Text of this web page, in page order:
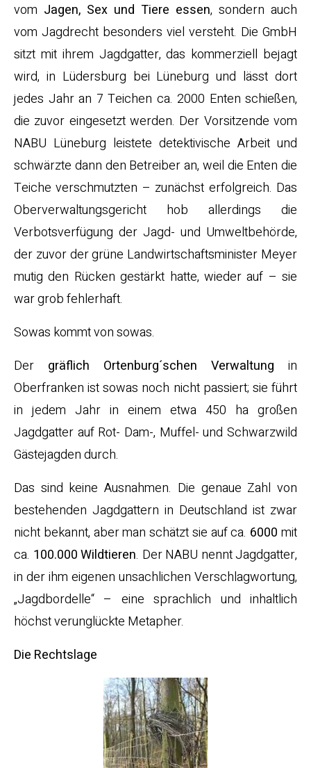
vom Jagen, Sex und Tiere essen, sondern auch
vom Jagdrecht besonders viel versteht. Die GmbH
sitzt mit ihrem Jagdgatter, das kommerziell bejagt
wird, in Lüdersburg bei Lüneburg und lässt dort
jedes Jahr an 7 Teichen ca. 2000 Enten schießen,
die zuvor eingesetzt werden. Der Vorsitzende vom
NABU Lüneburg leistete detektivische Arbeit und
schwärzte dann den Betreiber an, weil die Enten die
Teiche verschmutzten – zunächst erfolgreich. Das
Oberverwaltungsgericht hob allerdings die
Verbotsverfügung der Jagd- und Umweltbehörde,
der zuvor der grüne Landwirtschaftsminister Meyer
mutig den Rücken gestärkt hatte, wieder auf – sie
war grob fehlerhaft.
Sowas kommt von sowas.
Der gräflich Ortenburg´schen Verwaltung in
Oberfranken ist sowas noch nicht passiert; sie führt
in jedem Jahr in einem etwa 450 ha großen
Jagdgatter auf Rot- Dam-, Muffel- und Schwarzwild
Gästejagden durch.
Das sind keine Ausnahmen. Die genaue Zahl von
bestehenden Jagdgattern in Deutschland ist zwar
nicht bekannt, aber man schätzt sie auf ca. 6000mit
ca. 100.000 Wildtieren. Der NABU nennt Jagdgatter,
in der ihm eigenen unsachlichen Verschlagwortung,
„Jagdbordelle“ – eine sprachlich und inhaltlich
höchst verunglückte Metapher.
Die Rechtslage